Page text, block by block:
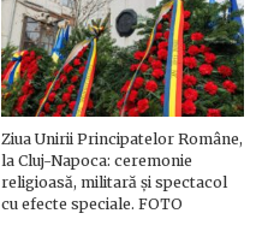
Ziua Unirii Principatelor Române,
la Cluj-Napoca: ceremonie
religioasă, militară și spectacol
cu efecte speciale. FOTO